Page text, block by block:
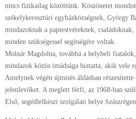
nincs fizikailag közöttünk. Köszönetet
székelykeresztúri egyházközségnek, György
mindazoknak a paptestvéreknek,
minden szükségessel segítségére voltak.
Molnár Magdolna, továbbá a helybeli
mindazok közös imádsága biztatta, akik vele
Amelynek végén újmisés áldásban
jelenlevőket. A meglett férfi, az 1968-ban
Első, segédlelkészi szolgálati helye